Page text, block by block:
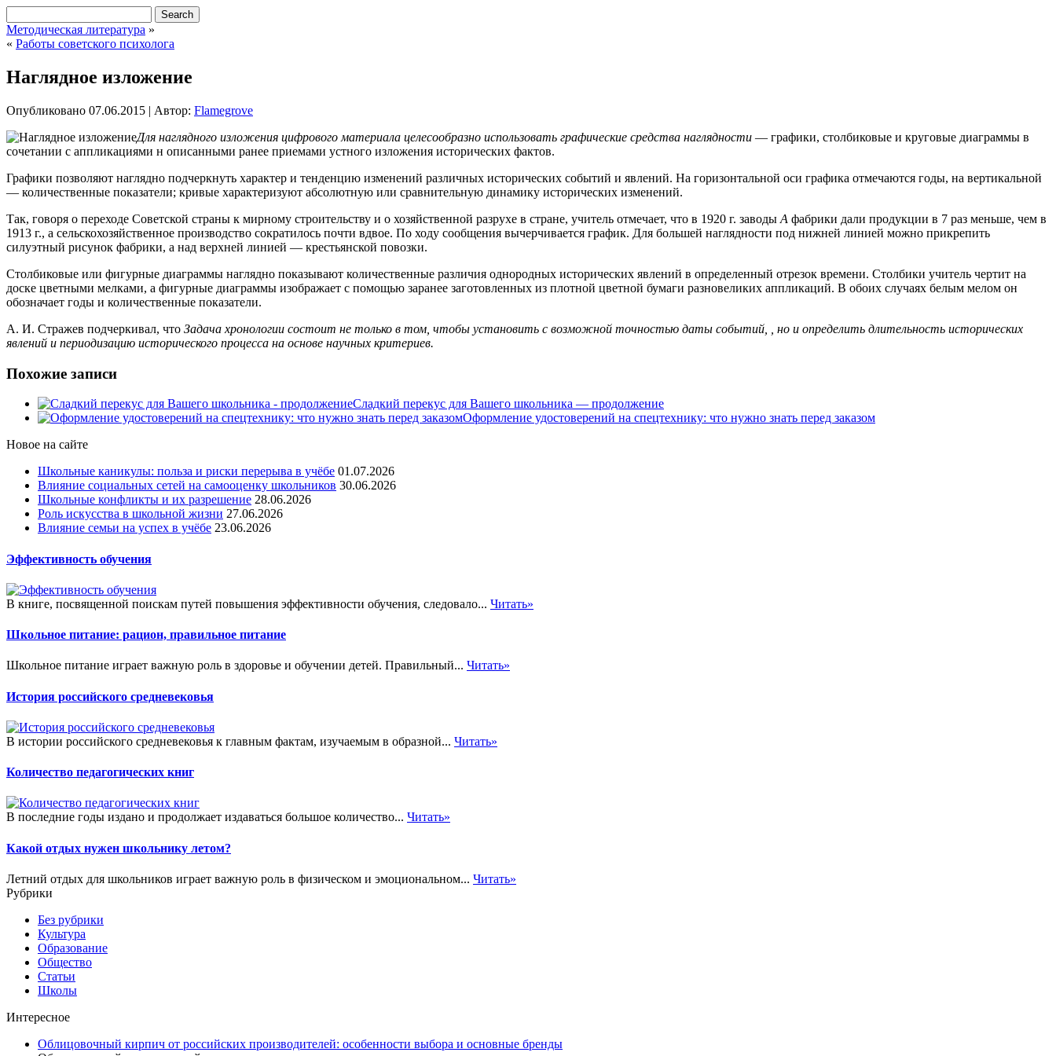
Методическая литература »
« Работы советского психолога
Наглядное изложение
Опубликовано 07.06.2015 | Автор: Flamegrove
Для наглядного изложения цифрового материала целесообразно использовать графические средства наглядности — графики, столбиковые и круговые диаграммы в
сочетании с аппликациями н описанными ранее приемами устного изложения исторических фактов.
Графики позволяют наглядно подчеркнуть характер и тенденцию изменений различных исторических событий и явлений. На горизонтальной оси графика отмечаются годы, на вертикальной
— количественные показатели; кривые характеризуют абсолютную или сравнительную динамику исторических изменений.
Так, говоря о переходе Советской страны к мирному строительству и о хозяйственной разрухе в стране, учитель отмечает, что в 1920 г. заводы А фабрики дали продукции в 7 раз меньше, чем в
1913 г., а сельскохозяйственное производство сократилось почти вдвое. По ходу сообщения вычерчивается график. Для большей наглядности под нижней линией можно прикрепить
силуэтный рисунок фабрики, а над верхней линией — крестьянской повозки.
Столбиковые или фигурные диаграммы наглядно показывают количественные различия однородных исторических явлений в определенный отрезок времени. Столбики учитель чертит на
доске цветными мелками, а фигурные диаграммы изображает с помощью заранее заготовленных из плотной цветной бумаги разновеликих аппликаций. В обоих случаях белым мелом он
обозначает годы и количественные показатели.
А. И. Стражев подчеркивал, что Задача хронологии состоит не только в том, чтобы установить с возможной точностью даты событий, , но и определить длительность исторических
явлений и периодизацию исторического процесса на основе научных критериев.
Похожие записи
Сладкий перекус для Вашего школьника — продолжение
Оформление удостоверений на спецтехнику: что нужно знать перед заказом
Новое на сайте
Школьные каникулы: польза и риски перерыва в учёбе 01.07.2026
Влияние социальных сетей на самооценку школьников 30.06.2026
Школьные конфликты и их разрешение 28.06.2026
Роль искусства в школьной жизни 27.06.2026
Влияние семьи на успех в учёбе 23.06.2026
Эффективность обучения
В книге, посвященной поискам путей повышения эффективности обучения, следовало... Читать»
Школьное питание: рацион, правильное питание
Школьное питание играет важную роль в здоровье и обучении детей. Правильный... Читать»
История российского средневековья
В истории российского средневековья к главным фактам, изучаемым в образной... Читать»
Количество педагогических книг
В последние годы издано и продолжает издаваться большое количество... Читать»
Какой отдых нужен школьнику летом?
Летний отдых для школьников играет важную роль в физическом и эмоциональном... Читать»
Рубрики
Без рубрики
Культура
Образование
Общество
Статьи
Школы
Интересное
Облицовочный кирпич от российских производителей: особенности выбора и основные бренды